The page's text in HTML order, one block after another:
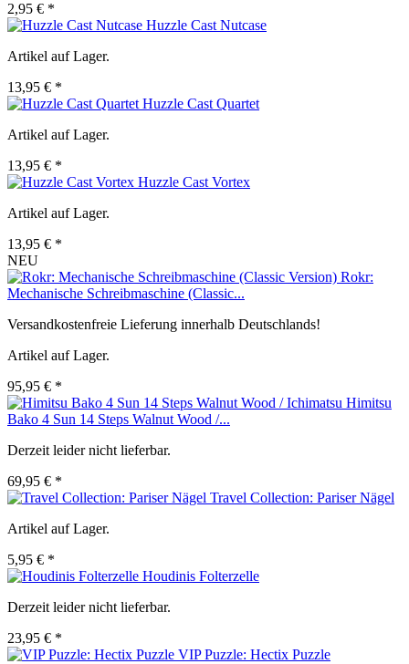
2,95 € *
Huzzle Cast Nutcase
Artikel auf Lager.
13,95 € *
Huzzle Cast Quartet
Artikel auf Lager.
13,95 € *
Huzzle Cast Vortex
Artikel auf Lager.
13,95 € *
NEU
Rokr:
Mechanische Schreibmaschine (Classic...
Versandkostenfreie Lieferung innerhalb Deutschlands!
Artikel auf Lager.
95,95 € *
Himitsu
Bako 4 Sun 14 Steps Walnut Wood /...
Derzeit leider nicht lieferbar.
69,95 € *
Travel Collection: Pariser Nägel
Artikel auf Lager.
5,95 € *
Houdinis Folterzelle
Derzeit leider nicht lieferbar.
23,95 € *
VIP Puzzle: Hectix Puzzle